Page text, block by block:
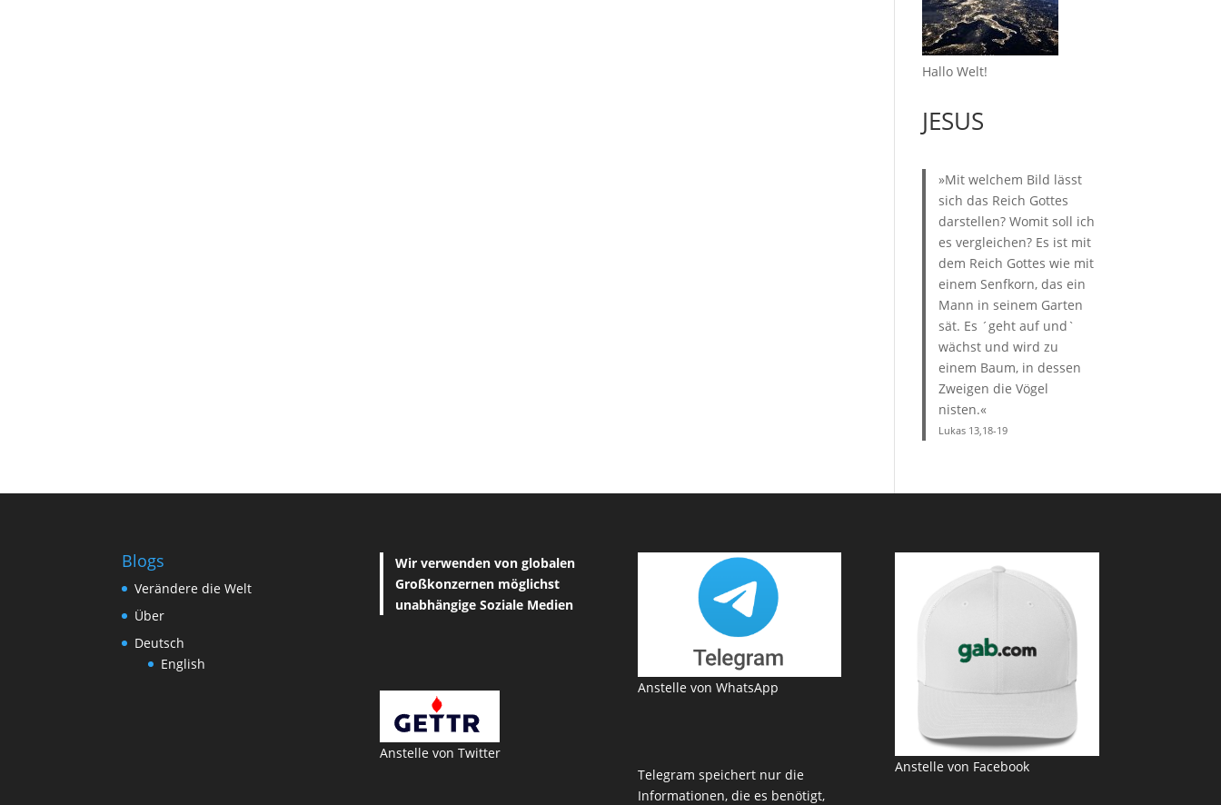
Hallo Welt!
JESUS
»Mit welchem Bild lässt
sich das Reich Gottes
darstellen? Womit soll ich
es vergleichen? Es ist mit
dem Reich Gottes wie mit
einem Senfkorn, das ein
Mann in seinem Garten
sät. Es ´geht auf und`
wächst und wird zu
einem Baum, in dessen
Zweigen die Vögel
nisten.«
Lukas 13,18-19
Blogs
Verändere die Welt
Über
Deutsch
English
Wir verwenden von globalen
Großkonzernen möglichst
unabhängige Soziale Medien
Anstelle von Twitter
Anstelle von WhatsApp
Telegram speichert nur die
Informationen, die es benötigt,
Anstelle von Facebook